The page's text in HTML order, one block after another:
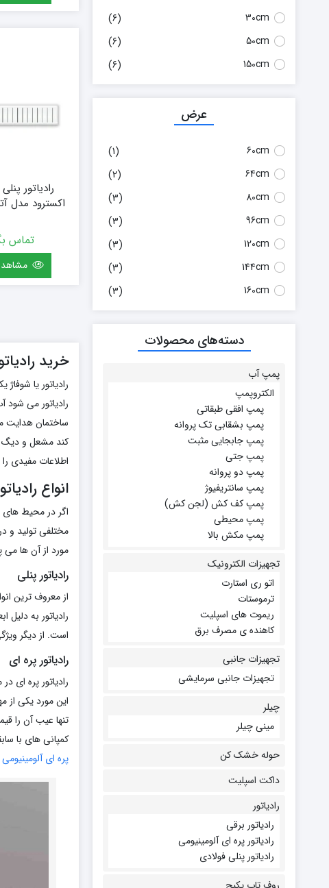
رادیاتور
تماس
خرید
رادیاتور یا
رادیاتور می
ساختمان هدایت
کند مشعل و دیگ
اطلاعات مفیدی را
انواع
اگر در محیط های
مختلفی تولید و
مورد از آن ها می
رادیاتور پنلی
از معروف ترین
رادیاتور به
است. از دیگر
رادیاتور پره ای
رادیاتور پره ای
این مورد یکی
تنها عیب آن را
کمپانی های با
پره ای آلومینیومی
30cm
(6)
50cm
(6)
150cm
(6)
عرض
60cm
(1)
64cm
(2)
80cm
(3)
96cm
(3)
120cm
(3)
144cm
(3)
160cm
(3)
دسته‌های محصولات
پمپ آب
الکتروپمپ
پمپ افقی طبقاتی
پمپ بشقابی تک پروانه
پمپ جابجایی مثبت
پمپ جتی
پمپ دو پروانه
پمپ سانتریفیوژ
پمپ کف کش (لجن کش)
پمپ محیطی
پمپ مکش بالا
تجهیزات الکترونیک
اتو ری استارت
ترموستات
ریموت های اسپلیت
کاهنده ی مصرف برق
تجهیزات جانبی
تجهیزات جانبی سرمایشی
چیلر
مینی چیلر
حوله خشک کن
داکت اسپلیت
رادیاتور
رادیاتور برقی
رادیاتور پره ای آلومینیومی
رادیاتور پنلی فولادی